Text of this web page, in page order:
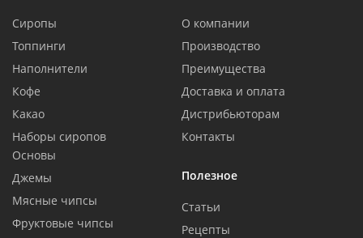
Сиропы
Топпинги
Наполнители
Кофе
Какао
Наборы сиропов
Основы
Джемы
Мясные чипсы
Фруктовые чипсы
О компании
Производство
Преимущества
Доставка и оплата
Дистрибьюторам
Контакты
Полезное
Статьи
Рецепты